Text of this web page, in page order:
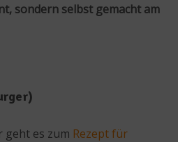
sondern selbst gemacht am
geht es zum Rezept für